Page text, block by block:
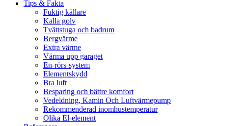
Tips & Fakta
Fuktig källare
Kalla golv
Tvättstuga och badrum
Bergvärme
Extra värme
Värma upp garaget
En-rörs-system
Elementskydd
Bra luft
Besparing och bättre komfort
Vedeldning, Kamin Och Luftvärmepump
Rekommenderad inomhustemperatur
Olika El-element